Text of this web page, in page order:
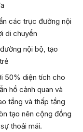
các trục đường nội
di chuyển
nội bộ, tạo
50% diện tích cho
hồ cảnh quan và
tầng và thấp tầng
tạo nên cộng đồng
thoải mái.